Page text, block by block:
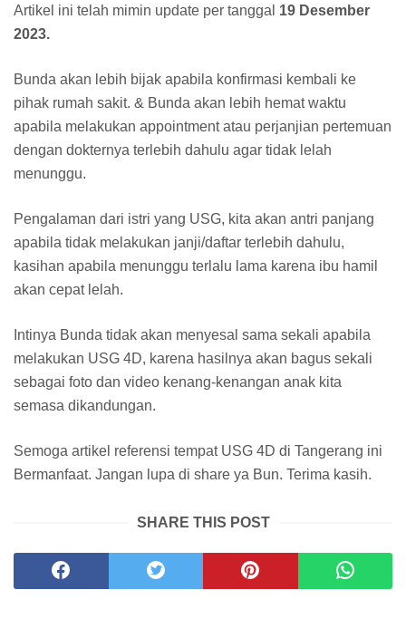
Artikel ini telah mimin update per tanggal 19 Desember
2023.
Bunda akan lebih bijak apabila konfirmasi kembali ke
pihak rumah sakit. & Bunda akan lebih hemat waktu
apabila melakukan appointment atau perjanjian pertemuan
dengan dokternya terlebih dahulu agar tidak lelah
menunggu.
Pengalaman dari istri yang USG, kita akan antri panjang
apabila tidak melakukan janji/daftar terlebih dahulu,
kasihan apabila menunggu terlalu lama karena ibu hamil
akan cepat lelah.
Intinya Bunda tidak akan menyesal sama sekali apabila
melakukan USG 4D, karena hasilnya akan bagus sekali
sebagai foto dan video kenang-kenangan anak kita
semasa dikandungan.
Semoga artikel referensi tempat USG 4D di Tangerang ini
Bermanfaat. Jangan lupa di share ya Bun. Terima kasih.
SHARE THIS POST